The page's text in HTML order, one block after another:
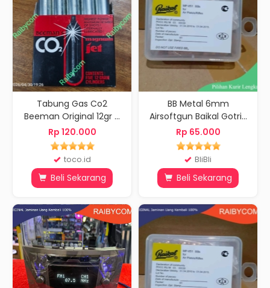
Tabung Gas Co2
Beeman Original 12gr ...
Rp 120.000
toco.id
Beli Sekarang
BB Metal 6mm
Airsoftgun Baikal Gotri...
Rp 65.000
BliBli
Beli Sekarang